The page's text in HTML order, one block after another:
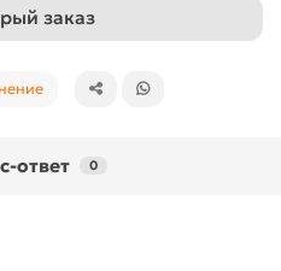
заказ
ответ 0